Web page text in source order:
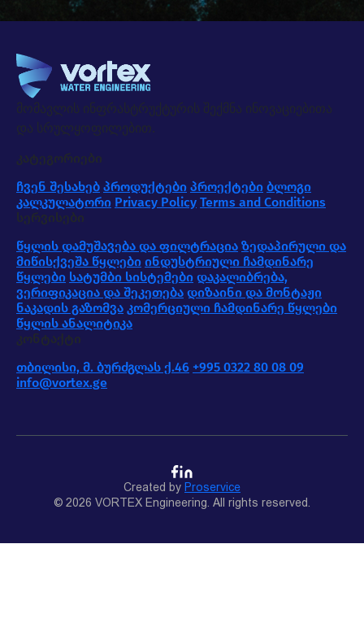
მომავლის ინფრასტრუქტურის შექმნა ინოვაციებითა
და სრულყოფილებით.
კატეგორიები
ჩვენ შესახებ პროდუქტები პროექტები ბლოგი
კალკულატორი Privacy Policy Terms and Conditions
სერვისები
წყლის დამუშავება და ფილტრაცია ზედაპირული და
მიწისქვეშა წყლები ინდუსტრიული ჩამდინარე
წყლები სატუმბი სისტემები დაკალიბრება,
ვერიფიკაცია და შეკეთება დიზაინი და მონტაჟი
ნაკადის გაზომვა კომერციული ჩამდინარე წყლები
წყლის ანალიტიკა
კონტაქტი
თბილისი, მ. ბურძგლას ქ.46 +995 0322 80 08 09
info@vortex.ge
Created by Proservice
© 2026 VORTEX Engineering. All rights reserved.